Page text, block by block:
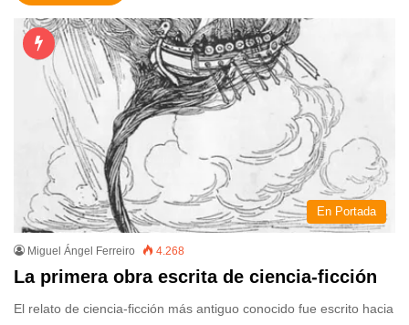
En Portada
Miguel Ángel Ferreiro 4.268
La primera obra escrita de ciencia-ficción
El relato de ciencia-ficción más antiguo conocido fue escrito hacia